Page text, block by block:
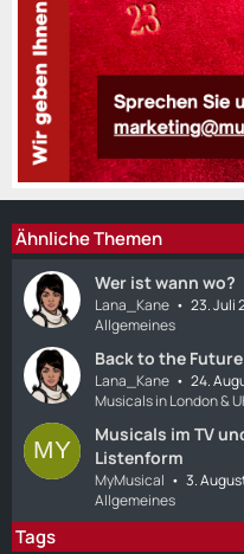
Ähnliche Themen
Wer ist wann wo?
Lana_Kane
23. Juli
Allgemeines
Back to the Future
Lana_Kane
24.
Musicals in London &
Musicals im TV
Listenform
MyMusical
3.
Allgemeines
Tags